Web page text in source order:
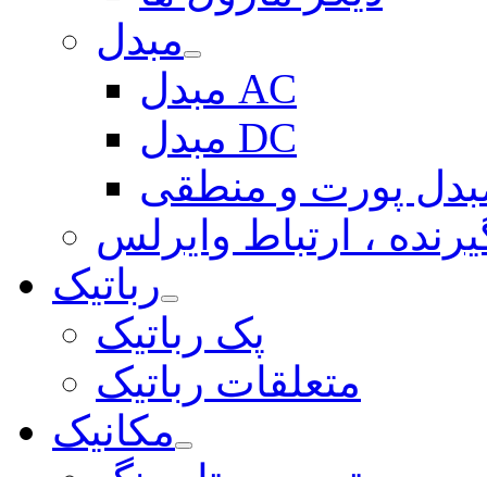
مبدل
مبدل AC
مبدل DC
پورت و منطقی
، ارتباط وایرلس
رباتیک
پک رباتیک
متعلقات رباتیک
مکانیک